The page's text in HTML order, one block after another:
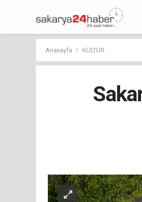
Anasayfa KÜLTÜR